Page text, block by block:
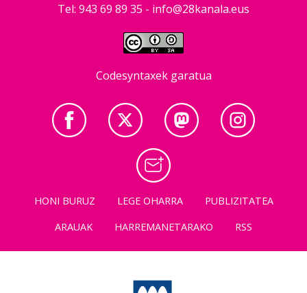
Tel: 943 69 89 35 - info@28kanala.eus
Codesyntaxek garatua
HONI BURUZ LEGE OHARRA
PUBLIZITATEA
ARAUAK
HARREMANETARAKO RSS